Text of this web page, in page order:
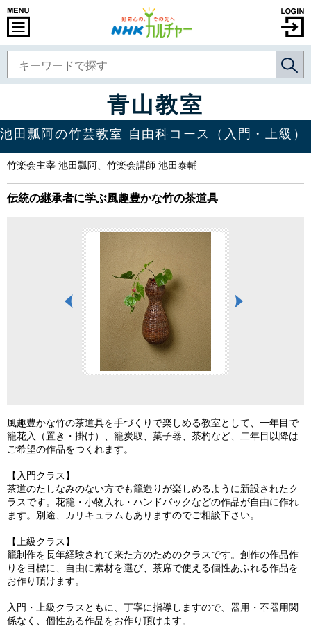
青山教室
池田瓢阿の竹芸教室 自由科コース（入門・上級）
竹楽会主宰 池田瓢阿、竹楽会講師 池田泰輔
伝統の継承者に学ぶ風趣豊かな竹の茶道具
風趣豊かな竹の茶道具を手づくりで楽しめる教室として、一年目で
籠花入（置き・掛け）、籠炭取、菓子器、茶杓など、二年目以降は
ご希望の作品をつくれます。
【入門クラス】
茶道のたしなみのない方でも籠造りが楽しめるように新設されたク
ラスです。花籠・小物入れ・ハンドバックなどの作品が自由に作れ
ます。別途、カリキュラムもありますのでご相談下さい。
【上級クラス】
籠制作を長年経験されて来た方のためのクラスです。創作の作品作
りを目標に、自由に素材を選び、茶席で使える個性あふれる作品を
お作り頂けます。
入門・上級クラスともに、丁寧に指導しますので、器用・不器用関
係なく、個性ある作品をお作り頂けます。